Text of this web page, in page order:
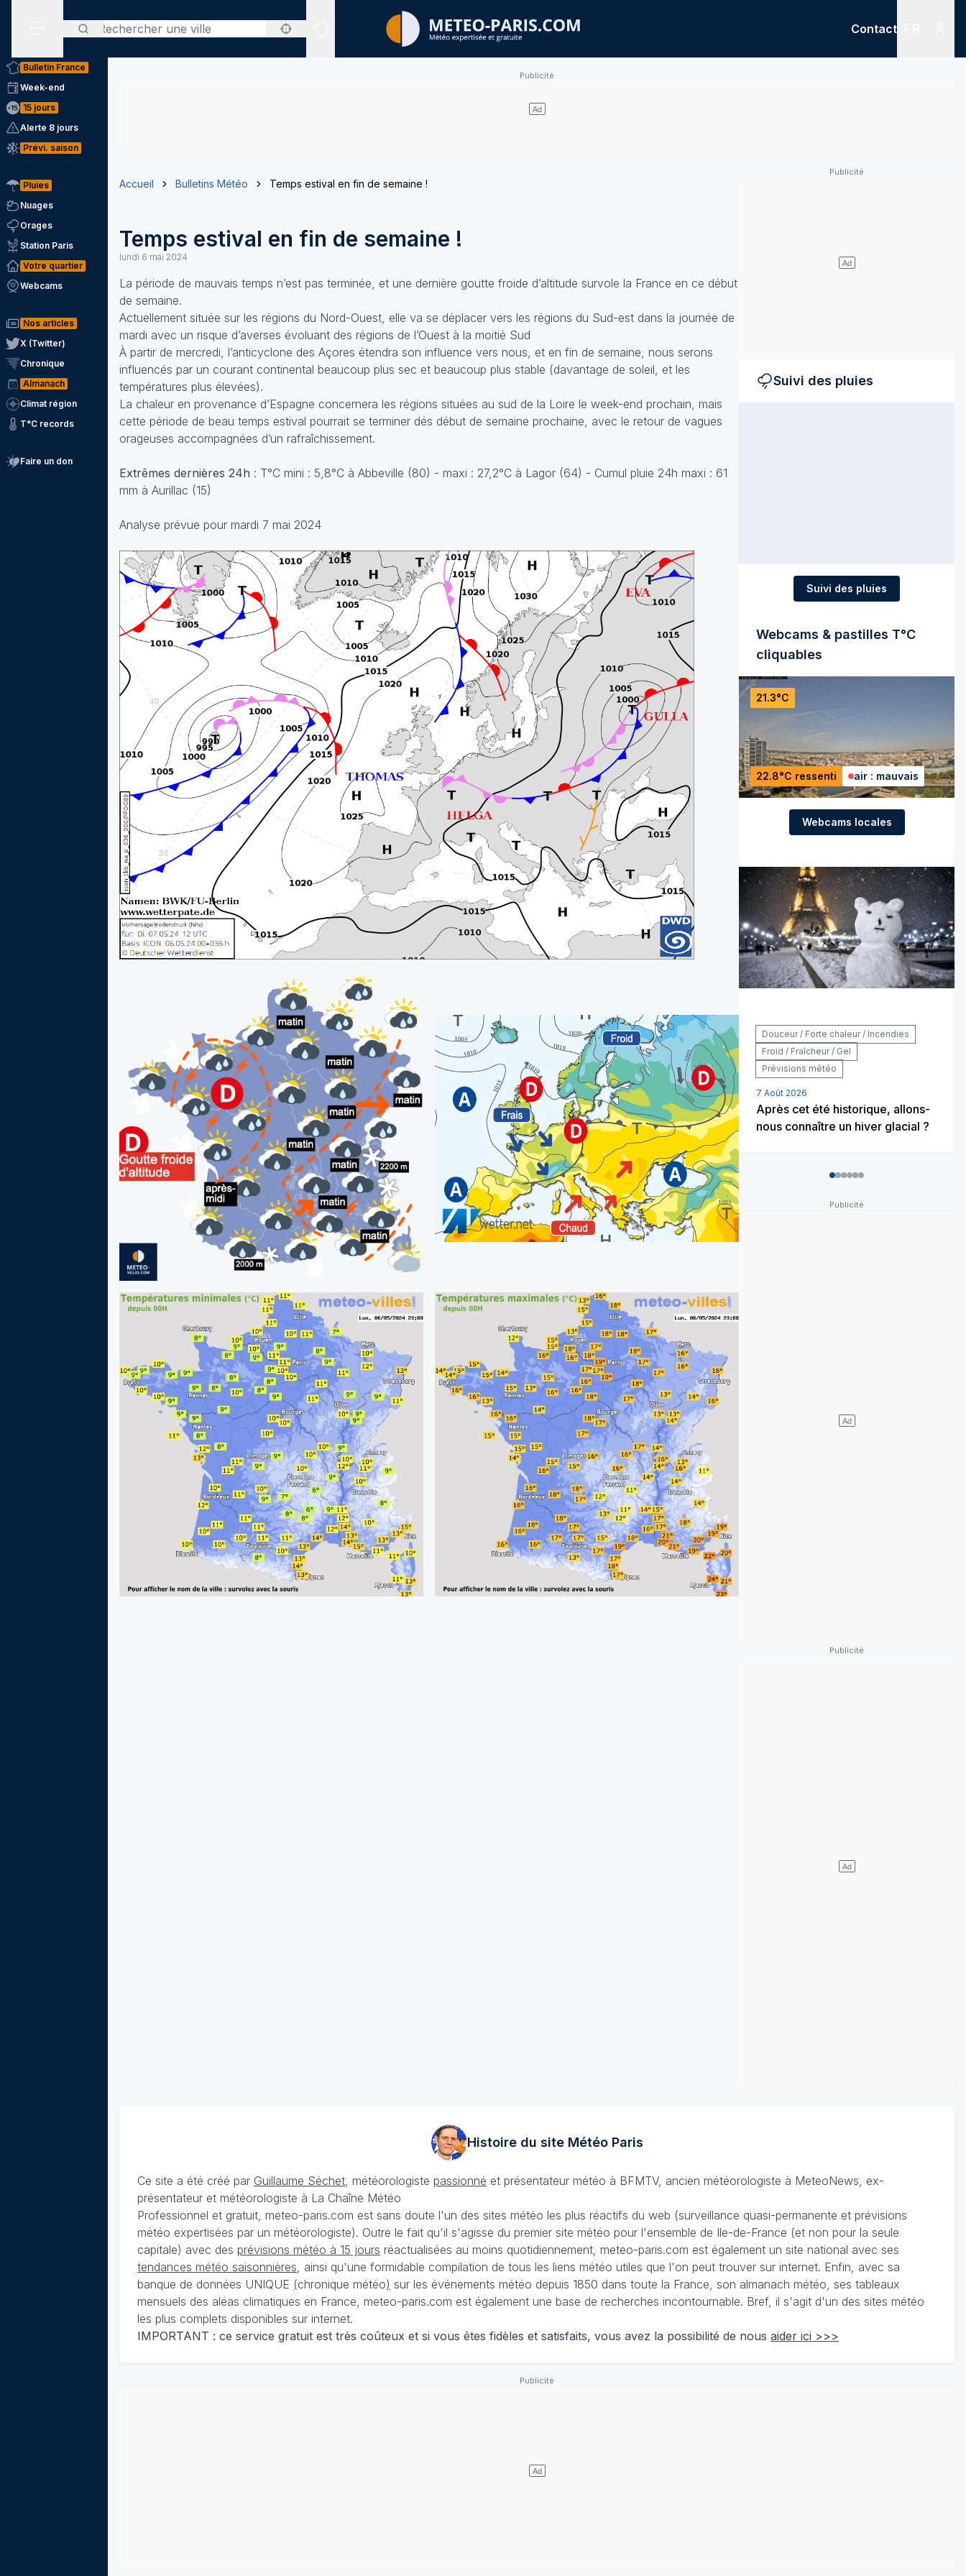
Rechercher
Sites expertisés
Contact
Bulletin France
Week-end
15 jours
Alerte 8 jours
Prévi. saison
Pluies
Nuages
Orages
Station Paris
Votre quartier
Webcams
Nos articles
X (Twitter)
Chronique
Almanach
Climat région
T°C records
Faire un don
Accueil Bulletins Météo Temps estival en fin de semaine !
Temps estival en fin de semaine !
lundi 6 mai 2024
La période de mauvais temps n’est pas terminée, et une dernière goutte froide d’altitude survole la France en ce début
de semaine.
Actuellement située sur les régions du Nord-Ouest, elle va se déplacer vers les régions du Sud-est dans la journée de
mardi avec un risque d’averses évoluant des régions de l’Ouest à la moitié Sud
À partir de mercredi, l’anticyclone des Açores étendra son influence vers nous, et en fin de semaine, nous serons
influencés par un courant continental beaucoup plus sec et beaucoup plus stable (davantage de soleil, et les
températures plus élevées).
La chaleur en provenance d’Espagne concernera les régions situées au sud de la Loire le week-end prochain, mais
cette période de beau temps estival pourrait se terminer dés début de semaine prochaine, avec le retour de vagues
orageuses accompagnées d’un rafraîchissement.
Extrêmes dernières 24h : T°C mini : 5,8°C à Abbeville (80) - maxi : 27,2°C à Lagor (64) - Cumul pluie 24h maxi : 61
mm à Aurillac (15)
Analyse prévue pour mardi 7 mai 2024
Suivi des pluies
Suivi des pluies
Webcams & pastilles T°C
cliquables
21.3°C
22.8°C ressenti air : mauvais
Webcams locales
Douceur / Forte chaleur / Incendies
Froid / Fraîcheur / Gel
Prévisions météo
7 Août 2026
Après cet été historique, allons-
nous connaître un hiver glacial ?
012345
Histoire du site MétéoParis
Ce site a été créé par Guillaume Séchet , météorologiste passionné et présentateur météo à BFMTV, ancien météorologiste à MeteoNews, ex-
présentateur et météorologiste à La Chaîne Météo
Professionnel et gratuit, meteo-paris.com est sans doute l'un des sites météo les plus réactifs du web (surveillance quasi-permanente et prévisions
météo expertisées par un météorologiste). Outre le fait qu'il s'agisse du premier site météo pour l'ensemble de Ile-de-France (et non pour la seule
capitale) avec des prévisions météo à 15 jours réactualisées au moins quotidiennement, meteo-paris.com est également un site national avec ses
tendances météo saisonnières , ainsi qu'une formidable compilation de tous les liens météo utiles que l'on peut trouver sur internet. Enfin, avec sa
banque de données UNIQUE (chronique météo) sur les événements météo depuis 1850 dans toute la France, son almanach météo, ses tableaux
mensuels des aléas climatiques en France, meteo-paris.com est également une base de recherches incontournable. Bref, il s'agit d'un des sites météo
les plus complets disponibles sur internet.
IMPORTANT : ce service gratuit est très coûteux et si vous êtes fidèles et satisfaits, vous avez la possibilité de nous aider ici >>>